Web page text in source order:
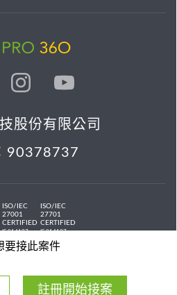
要接此案件
註冊開始接案
股份有限公司
90378737
ISO/IEC
27001
CERTIFIED
IS 814197
ISO/IEC
27701
CERTIFIED
IS 814197
All rights reserved.